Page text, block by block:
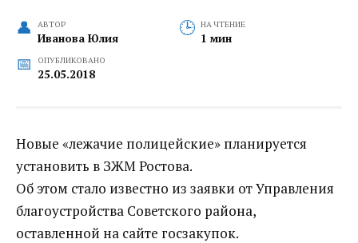
АВТОР
Иванова Юлия
НА ЧТЕНИЕ
1 мин
ОПУБЛИКОВАНО
25.05.2018
Новые «лежачие полицейские» планируется
установить в ЗЖМ Ростова.
Об этом стало известно из заявки от Управления
благоустройства Советского района,
оставленной на сайте госзакупок.